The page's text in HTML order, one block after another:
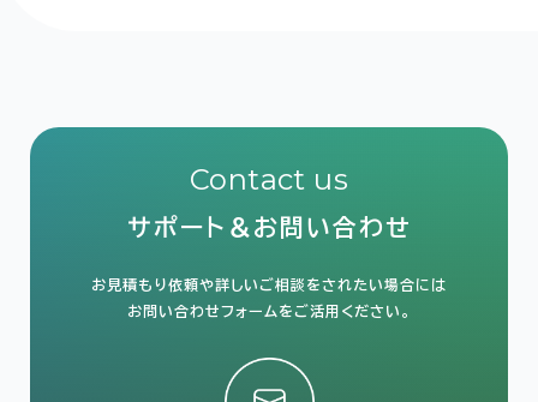
Contact us
サポート＆お問い合わせ
お見積もり依頼や詳しいご相談をされたい場合には
お問い合わせフォームをご活用ください。